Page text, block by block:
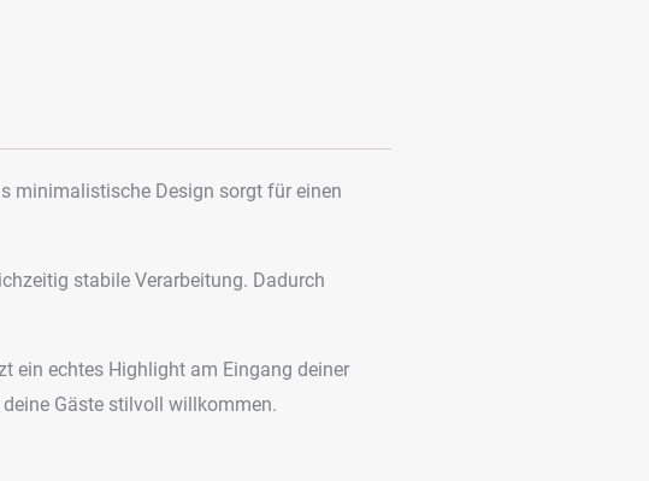
minimalistische Design sorgt für einen
stabile Verarbeitung. Dadurch
ein echtes Highlight am Eingang deiner
Gäste stilvoll willkommen.